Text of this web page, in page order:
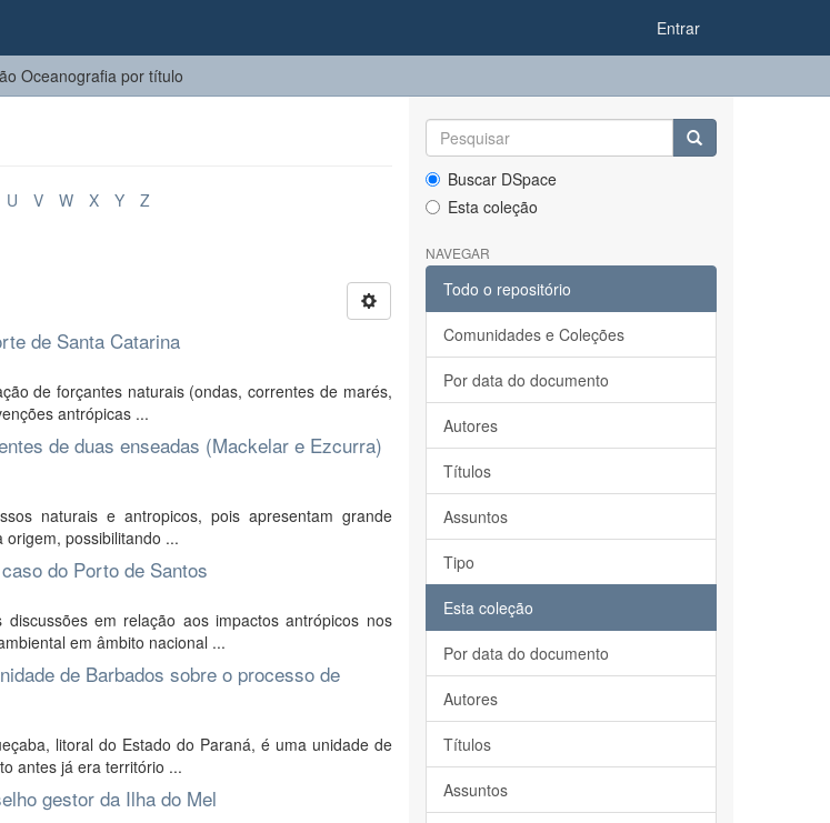
Entrar
Oceanografia por título
U V W X Y Z
de Santa Catarina
de forçantes naturais (ondas, correntes de marés,
antrópicas ...
de duas enseadas (Mackelar e Ezcurra)
naturais e antropicos, pois apresentam grande
possibilitando ...
do Porto de Santos
em relação aos impactos antrópicos nos
em âmbito nacional ...
de Barbados sobre o processo de
litoral do Estado do Paraná, é uma unidade de
antes já era território ...
gestor da Ilha do Mel
Buscar DSpace
Esta coleção
NAVEGAR
Todo o repositório
Comunidades e Coleções
Por data do documento
Autores
Títulos
Assuntos
Tipo
Esta coleção
Por data do documento
Autores
Títulos
Assuntos